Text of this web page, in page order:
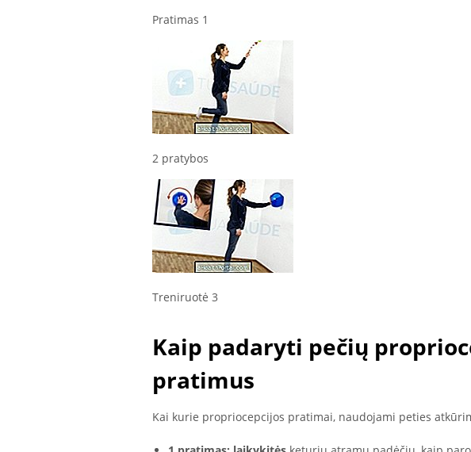
Pratimas 1
2 pratybos
Treniruotė 3
Kaip padaryti pečių
pratimus
Kai kurie propriocepcijos pratimai, naudojami peties